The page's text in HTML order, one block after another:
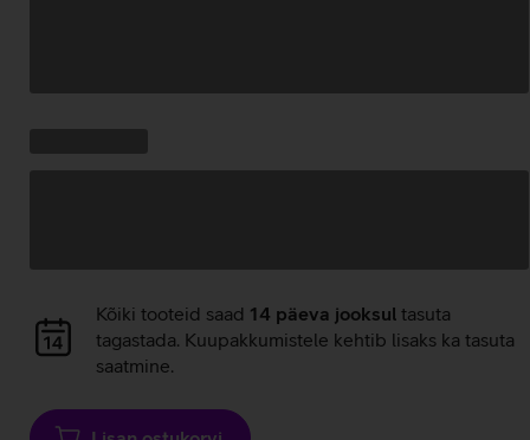
Andmete
laadimine
Kõiki tooteid saad 14 päeva jooksul tasuta
tagastada. Kuupakkumistele kehtib lisaks ka tasuta
saatmine.